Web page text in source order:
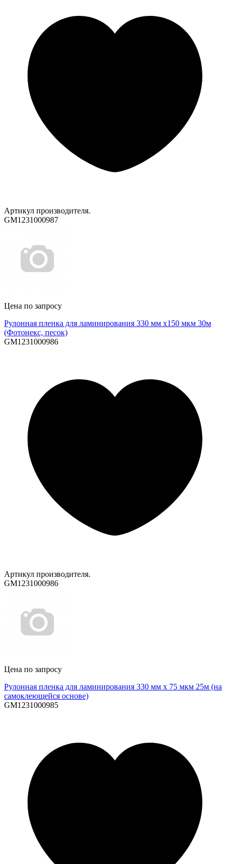
Артикул производителя.
GM1231000987
Цена по запросу
Рулонная пленка для ламинирования 330 мм х150 мкм 30м
(Фотонекс, песок)
GM1231000986
Артикул производителя.
GM1231000986
Цена по запросу
Рулонная пленка для ламинирования 330 мм х 75 мкм 25м (на
самоклеющейся основе)
GM1231000985